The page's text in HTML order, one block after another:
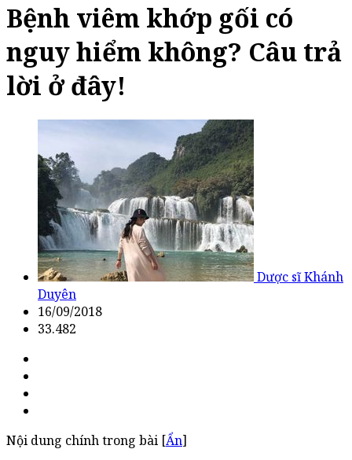
Bệnh viêm khớp gối có
nguy hiểm không? Câu trả
lời ở đây!
Dược sĩ Khánh
Duyên
16/09/2018
33.482
Nội dung chính trong bài [Ẩn]